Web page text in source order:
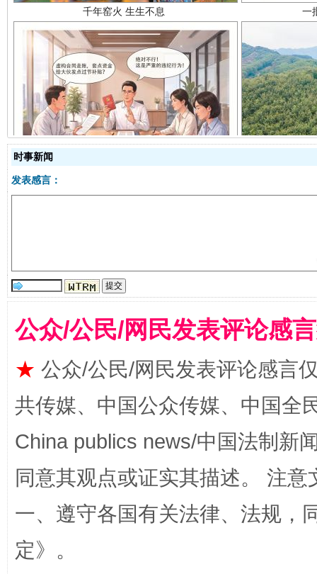
揭开“小金库”的免责幌子
受贿1.44亿！段成刚被判无期 从幼
全民健身五年计划来了！等你上场
时事新闻
发表感言：
公众/公民/网民发表评论感
★ 公众/公民/网民发表评论感言
共传媒、中国公众传媒、中国全
China publics news/中国法制新
同意其观点或证实其描述。 注
一、遵守各国有关法律、法规，
定》。